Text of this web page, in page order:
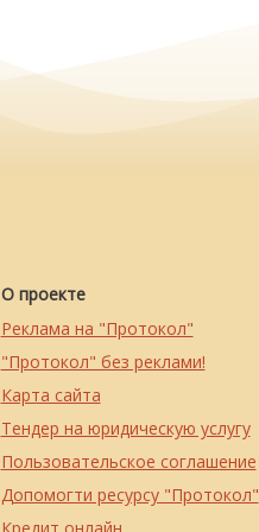
О проекте
Реклама на "Протокол"
"Протокол" без реклами!
Карта сайта
Тендер на юридическую услугу
Пользовательское соглашение
Допомогти ресурсу "Протокол"